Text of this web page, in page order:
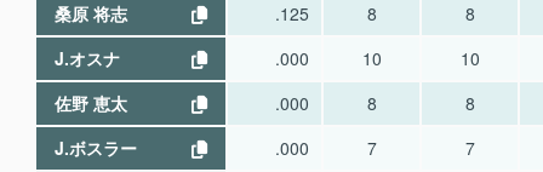
桑原 将志
.125 8
8
J.オスナ
.000 10
10
佐野 恵太
.000 8
8
J.ボスラー
.000 7
7